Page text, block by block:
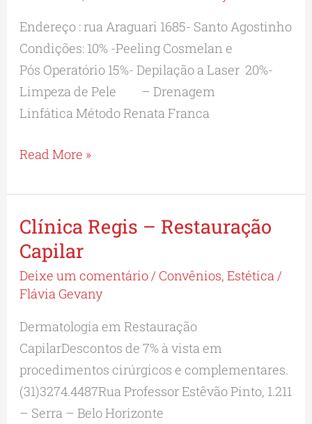
Endereço : rua Araguari 1685- Santo Agostinho
Condições: 10% -Peeling Cosmelan e
Pós Operatório 15%- Depilação a Laser 20%-
Limpeza de Pele – Drenagem
Linfática Método Renata Franca
BellaCorp
Read More »
Clínica Regis – Restauração
Capilar
Deixe um comentário/ Convênios,Estética/
Flávia Gevany
Dermatologia em Restauração
CapilarDescontos de 7% à vista em
procedimentos cirúrgicos e complementares.
(31)3274.4487Rua Professor Estêvão Pinto, 1.211
– Serra – Belo Horizonte
Clínica
Regis
–
Restauração